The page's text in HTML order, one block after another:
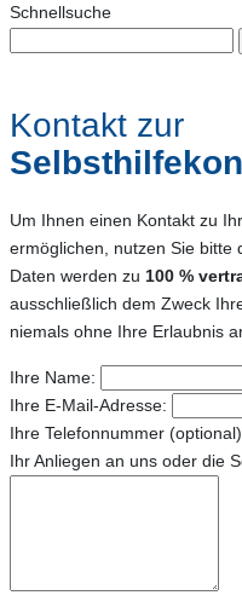
Schnellsuche
Kontakt zur
Um Ihnen einen Kontakt zu
ermöglichen, nutzen Sie bitte
Daten werden zu 100 %
ausschließlich dem Zweck
niemals ohne Ihre Erlaubnis
Ihre Name:
Ihre E-Mail-Adresse:
Ihre Telefonnummer
Ihr Anliegen an uns oder die